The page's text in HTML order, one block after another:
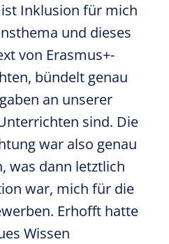
Inklusion für mich
und dieses
von Erasmus+-
bündelt genau
an unserer
sind. Die
war also genau
was dann letztlich
war, mich für die
Erhofft hatte
Wissen